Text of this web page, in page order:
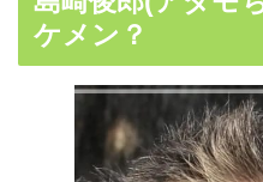
ケメン？